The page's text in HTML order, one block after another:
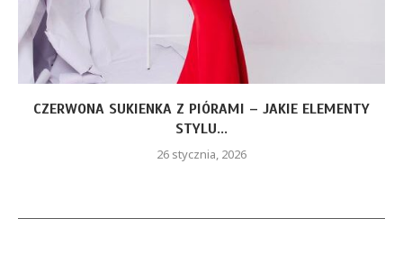
CZERWONA SUKIENKA Z PIÓRAMI – JAKIE ELEMENTY
STYLU...
26 stycznia, 2026